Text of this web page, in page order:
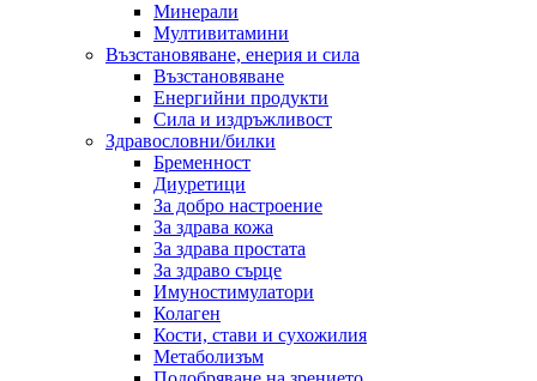
Минерали
Мултивитамини
Възстановяване, енерия и сила
Възстановяване
Енергийни продукти
Сила и издръжливост
Здравословни/билки
Бременност
Диуретици
За добро настроение
За здрава кожа
За здрава простата
За здраво сърце
Имуностимулатори
Колаген
Кости, стави и сухожилия
Метаболизъм